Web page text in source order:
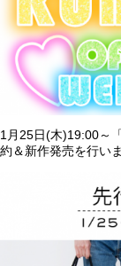
1月25日(木)19:00～
約＆新作発売を行い